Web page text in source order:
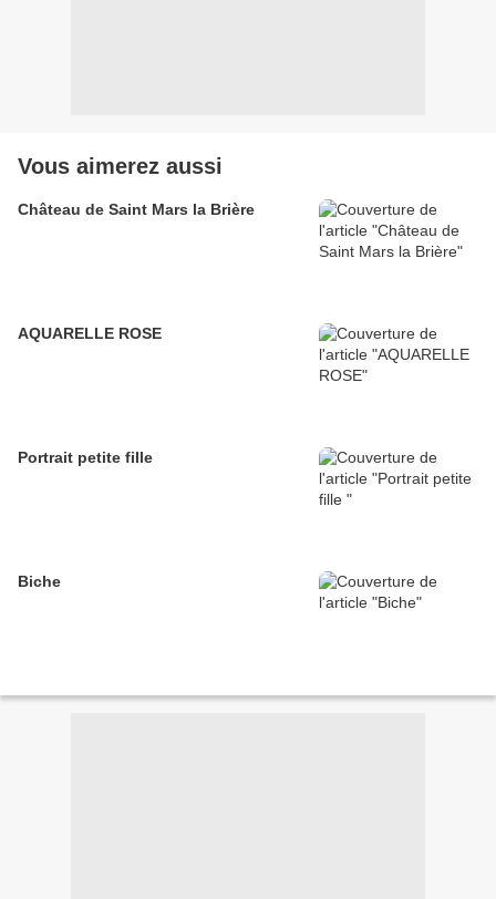
Vous aimerez aussi
Château de Saint Mars la Brière
AQUARELLE ROSE
Portrait petite fille
Biche